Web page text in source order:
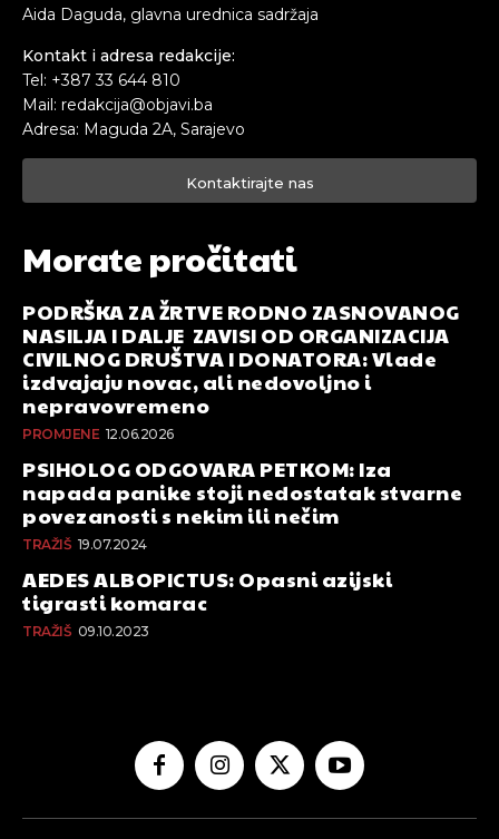
Aida Daguda, glavna urednica sadržaja
Kontakt i adresa redakcije:
Tel: +387 33 644 810
Mail: redakcija@objavi.ba
Adresa: Maguda 2A, Sarajevo
Kontaktirajte nas
Morate pročitati
PODRŠKA ZA ŽRTVE RODNO ZASNOVANOG
NASILJA I DALJE ZAVISI OD ORGANIZACIJA
CIVILNOG DRUŠTVA I DONATORA: Vlade
izdvajaju novac, ali nedovoljno i
nepravovremeno
PROMJENE 12.06.2026
PSIHOLOG ODGOVARA PETKOM: Iza
napada panike stoji nedostatak stvarne
povezanosti s nekim ili nečim
TRAŽIŠ 19.07.2024
AEDES ALBOPICTUS: Opasni azijski
tigrasti komarac
TRAŽIŠ 09.10.2023